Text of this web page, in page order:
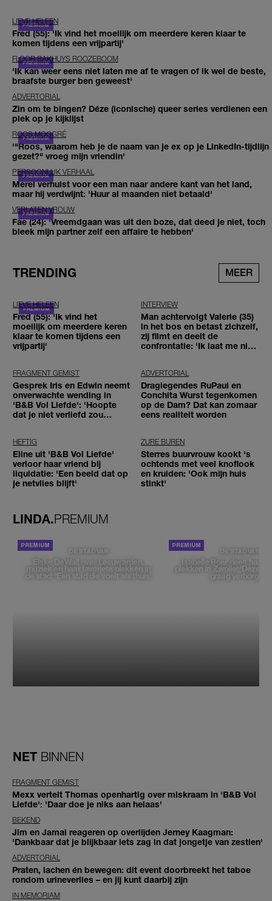
LIEVE HELEEN
Fred (55): 'Ik vind het moeilijk om meerdere keren klaar te
komen tijdens een vrijpartij'
FLOOR BAKHUYS ROOZEBOOM
'Ik kan weer eens niet laten me af te vragen of ik wel de beste,
braafste burger ben geweest'
ADVERTORIAL
Zin om te bingen? Déze (iconische) queer series verdienen een
plek op je kijklijst
ROOS MOGGRÉ
'"Roos, waarom heb je de naam van je ex op je LinkedIn-tijdlijn
gezet?" vroeg mijn vriendin'
PERSOONLIJK VERHAAL
Merel verhuist voor een man naar andere kant van het land,
maar hij verdwijnt: 'Huur al maanden niet betaald'
VERLATEN VROUW
Fae (24): 'Vreemdgaan was uit den boze, dat deed je niet, toch
bleek mijn partner zelf een affaire te hebben'
TRENDING MEER
LIEVE HELEEN
Fred (55): 'Ik vind het
moeilijk om meerdere keren
klaar te komen tijdens een
vrijpartij'
INTERVIEW
Man achtervolgt Valerie (35)
in het bos en betast zichzelf,
zij filmt en deelt de
confrontatie: 'Ik laat me niet
FRAGMENT GEMIST
Gesprek Iris en Edwin neemt
onverwachte wending in
'B&B Vol Liefde': 'Hoopte
dat je niet verliefd zou
ADVERTORIAL
Draglegendes RuPaul en
Conchita Wurst tegenkomen
op de Dam? Dat kan zomaar
eens realiteit worden
HEFTIG
Eline uit 'B&B Vol Liefde'
verloor haar vriend bij
liquidatie: 'Een beeld dat op
je netvlies blijft'
ZURE BUREN
Sterres buurvrouw kookt 's
ochtends met veel knoflook
en kruiden: 'Ook mijn huis
stinkt'
LINDA.PREMIUM
DE STAD VAN
Elske DeWall over Leeuwarden,
muziek en haar favoriete plekken in
de stad: 'Een stad die voelt als thuis'
DE STAD VAN
Isabelle Boer deelt haar
plekken in Zwolle: 'Deze
graag verborgen'
NET BINNEN
FRAGMENT GEMIST
Mexx vertelt Thomas openhartig over miskraam in 'B&B Vol
Liefde': 'Daar doe je niks aan helaas'
BEKEND
Jim en Jamai reageren op overlijden Jerney Kaagman:
'Dankbaar dat je blijkbaar iets zag in dat jongetje van zestien'
ADVERTORIAL
Praten, lachen én bewegen: dit event doorbreekt het taboe
rondom urineverlies – en jij kunt daarbij zijn
IN MEMORIAM